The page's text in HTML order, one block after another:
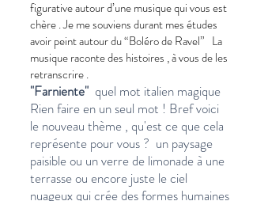
figurative autour d’une musique qui vous est
chère . Je me souviens durant mes études
avoir peint autour du “Boléro de Ravel” La
musique raconte des histoires , à vous de les
retranscrire .
"Farniente" quel mot italien magique
Rien faire en un seul mot ! Bref voici
le nouveau thème , qu'est ce que cela
représente pour vous ? un paysage
paisible ou un verre de limonade à une
terrasse ou encore juste le ciel
nuageux qui crée des formes humaines